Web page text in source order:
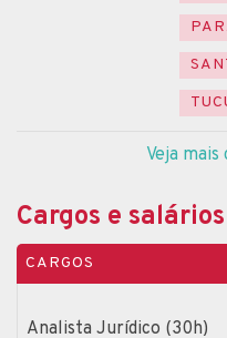
Veja mais
Cargos e salários
CARGOS
Analista Jurídico (30h)